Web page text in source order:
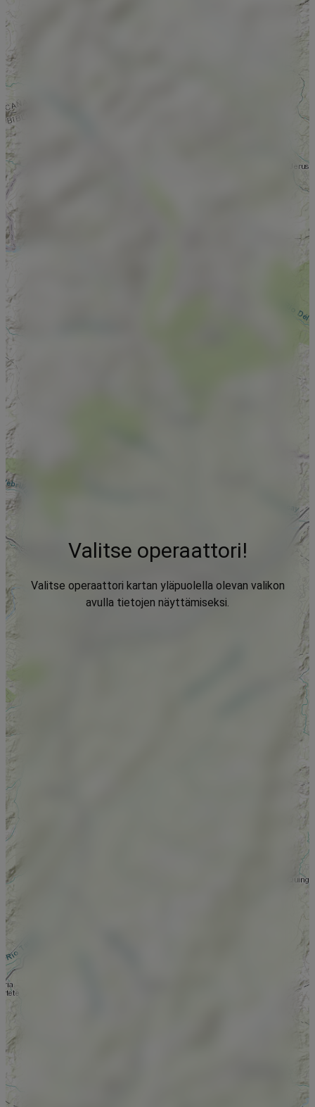
Valitse operaattori!
Valitse operaattori kartan yläpuolella olevan valikon
avulla tietojen näyttämiseksi.